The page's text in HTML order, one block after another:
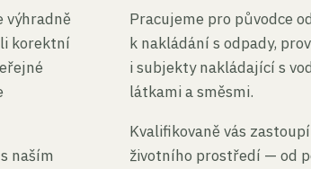
výhradně
korektní
naším
Pracujeme pro původce
k nakládání s odpady,
i subjekty nakládající s
látkami a směsmi.
Kvalifikovaně vás
životního prostředí — od